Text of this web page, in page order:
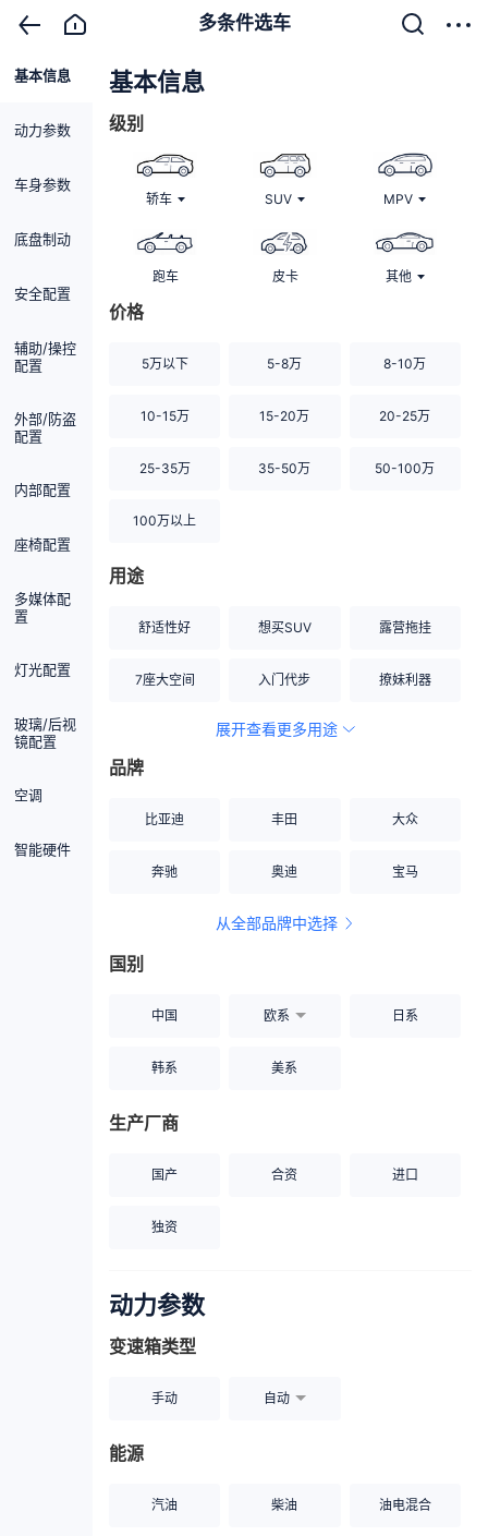
多条件选车
基本信息
动力参数
车身参数
底盘制动
安全配置
辅助/操控
配置
外部/防盗
配置
内部配置
座椅配置
多媒体配
置
灯光配置
玻璃/后视
镜配置
空调
智能硬件
基本信息
级别
轿车 SUV MPV
跑车 皮卡 其他
价格
5万以下 5-8万 8-10万
10-15万 15-20万 20-25万
25-35万 35-50万 50-100万
100万以上
用途
舒适性好 想买SUV 露营拖挂
7座大空间 入门代步 撩妹利器
空间宽敞
展开查看更多用途
品牌
比亚迪 丰田 大众
奔驰 奥迪 宝马
从全部品牌中选择
国别
中国 欧系 日系
韩系 美系
生产厂商
国产 合资 进口
独资
动力参数
变速箱类型
手动 自动
能源
汽油 柴油 油电混合